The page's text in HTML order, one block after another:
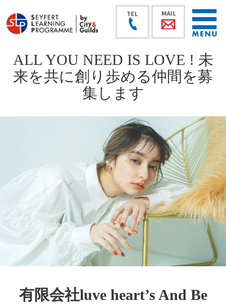
ALL YOU NEED IS LOVE ! 未
来を共に創り歩める仲間を募
集します
有限会社luve heart’s And Be